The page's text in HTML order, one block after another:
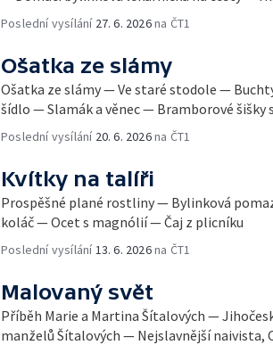
Poslední vysílání 27. 6. 2026na ČT1
Ošatka ze slámy
Ošatka ze slámy — Ve staré stodole —
šídlo — Slamák a věnec — Bramborové
Poslední vysílání 20. 6. 2026na ČT1
Kvítky na talíři
Prospěšné plané rostliny — Bylinková
koláč — Ocet s magnólií — Čaj z plicníku
Poslední vysílání13. 6. 2026na ČT1
Malovaný svět
Příběh Marie a Martina Šítalových —
manželů Šítalových — Nejslavnější naivista,